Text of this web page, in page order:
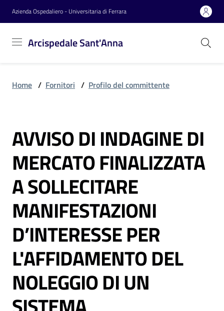
Vai al contenuto
Vai alla navigazione
Vai al footer
Azienda Ospedaliero - Universitaria di Ferrara
Arcispedale Sant'Anna
Sant'Anna
Azienda
Servizi
Reparti
Novità
C
a
Home / Fornitori / Profilo del committente
Salta al contenuto
AVVISO DI INDAGINE DI
MERCATO FINALIZZATA
A SOLLECITARE
MANIFESTAZIONI
D’INTERESSE PER
L'AFFIDAMENTO DEL
NOLEGGIO DI UN